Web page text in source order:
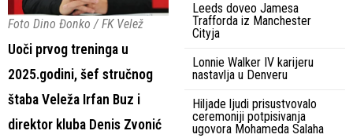
Foto Dino Đonko / FK Velež
Uoči prvog treninga u
2025.godini, šef stručnog
štaba Veleža Irfan Buz i
direktor kluba Denis Zvonić
Leeds doveo Jamesa
Trafforda iz Manchester
Cityja
Lonnie Walker IV karijeru
nastavlja u Denveru
Hiljade ljudi prisustvovalo
ceremoniji potpisivanja
ugovora Mohameda Salaha